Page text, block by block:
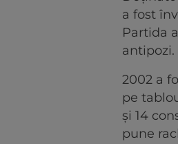
a fost
Partida
antipozi.
2002 a
pe
și 14
pune